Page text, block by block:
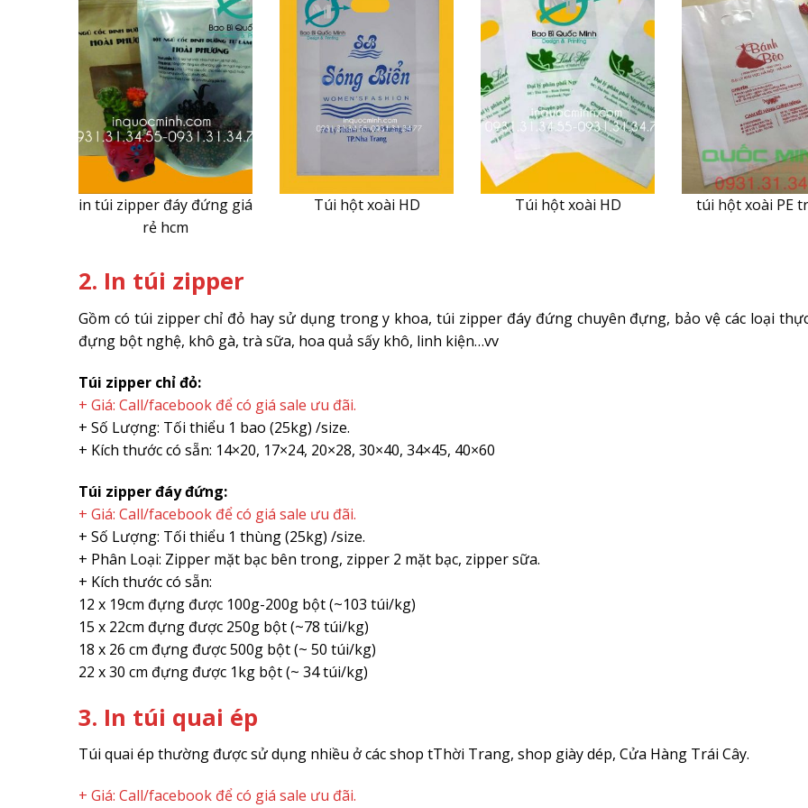
in túi zipper đáy đứng giá
rẻ hcm
Túi hột xoài HD Túi hột xoài HD túi hột xoài PE
2. In túi zipper
Gồm có túi zipper chỉ đỏ hay sử dụng trong y khoa, túi zipper đáy đứng chuyên đựng, bảo vệ các loại
đựng bột nghệ, khô gà, trà sữa, hoa quả sấy khô, linh kiện…vv
Túi zipper chỉ đỏ:
+ Giá: Call/facebook để có giá sale ưu đãi.
+ Số Lượng: Tối thiểu 1 bao (25kg) /size.
+ Kích thước có sẵn: 14×20, 17×24, 20×28, 30×40, 34×45, 40×60
Túi zipper đáy đứng:
+ Giá: Call/facebook để có giá sale ưu đãi.
+ Số Lượng: Tối thiểu 1 thùng (25kg) /size.
+ Phân Loại: Zipper mặt bạc bên trong, zipper 2 mặt bạc, zipper sữa.
+ Kích thước có sẵn:
12 x 19cm đựng được 100g-200g bột (~103 túi/kg)
15 x 22cm đựng được 250g bột (~78 túi/kg)
18 x 26 cm đựng được 500g bột (~ 50 túi/kg)
22 x 30 cm đựng được 1kg bột (~ 34 túi/kg)
3. In túi quai ép
Túi quai ép thường được sử dụng nhiều ở các shop tThời Trang, shop giày dép, Cửa Hàng Trái Cây.
+ Giá: Call/facebook để có giá sale ưu đãi.